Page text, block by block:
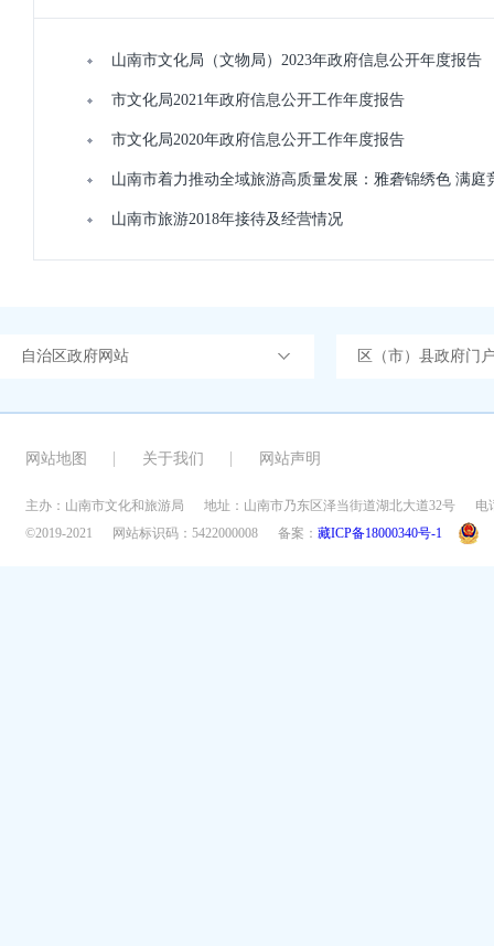
山南市文化局（文物局）2023年政府信息公开年度报告
市文化局2021年政府信息公开工作年度报告
市文化局2020年政府信息公开工作年度报告
山南市着力推动全域旅游高质量发展：雅砻锦绣色 满庭
山南市旅游2018年接待及经营情况
自治区政府网站 区（市）县政府门
网站地图 关于我们 网站声明
主办：山南市文化和旅游局 地址：山南市乃东区泽当街道湖北大道32号
电
©2019-2021
网站标识码：5422000008 备案： 藏ICP备18000340号-1